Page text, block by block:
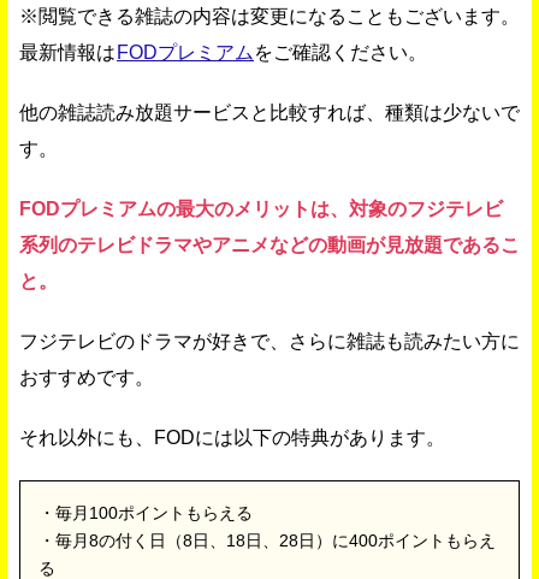
※閲覧できる雑誌の内容は変更になることもございます。
最新情報は FODプレミアム をご確認ください。
他の雑誌読み放題サービスと比較すれば、種類は少ないで
す。
FODプレミアムの最大のメリットは、対象のフジテレビ
系列のテレビドラマやアニメなどの動画が見放題であるこ
と。
フジテレビのドラマが好きで、さらに雑誌も読みたい方に
おすすめです。
それ以外にも、FODには以下の特典があります。
・毎月100ポイントもらえる
・毎月8の付く日（8日、18日、28日）に400ポイントもらえ
る